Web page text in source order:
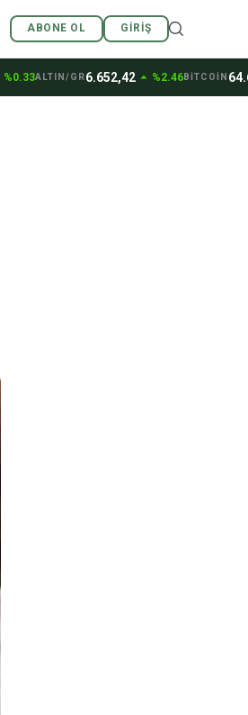
ABONE OL GIRIŞ
ALTIN/GR6.652,42arrow_drop_up%2.46 BİTCOİN